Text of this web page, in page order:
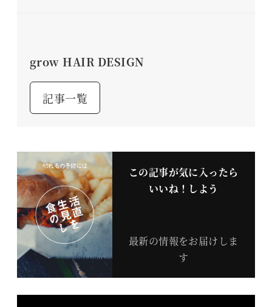
grow HAIR DESIGN
記事一覧
この記事が気に入ったら
いいね！しよう
最新の情報をお届けしま
す